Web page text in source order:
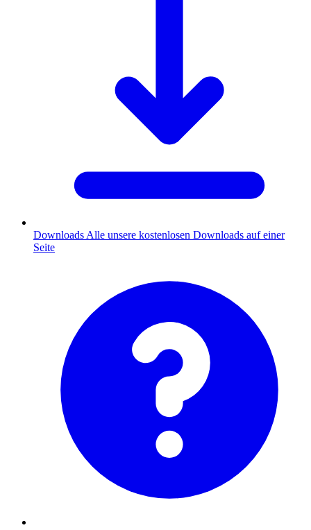
Downloads Alle unsere kostenlosen Downloads auf einer
Seite